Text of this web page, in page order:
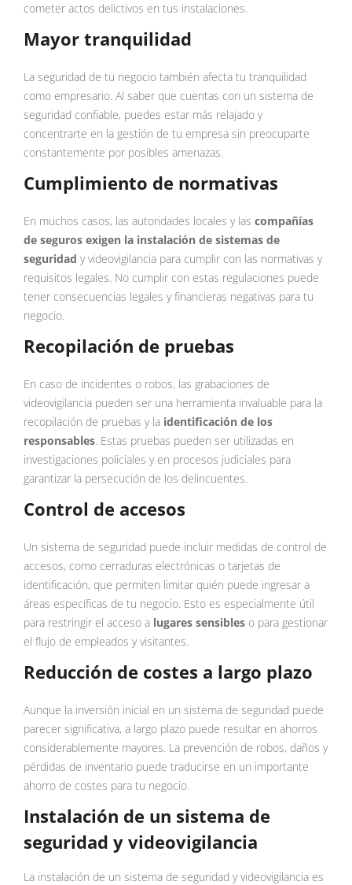
cometer actos delictivos en tus instalaciones.
Mayor tranquilidad
La seguridad de tu negocio también afecta tu tranquilidad
como empresario. Al saber que cuentas con un sistema de
seguridad confiable, puedes estar más relajado y
concentrarte en la gestión de tu empresa sin preocuparte
constantemente por posibles amenazas.
Cumplimiento de normativas
En muchos casos, las autoridades locales y las compañías
de seguros exigen la instalación de sistemas de
seguridad y videovigilancia para cumplir con las normativas y
requisitos legales. No cumplir con estas regulaciones puede
tener consecuencias legales y financieras negativas para tu
negocio.
Recopilación de pruebas
En caso de incidentes o robos, las grabaciones de
videovigilancia pueden ser una herramienta invaluable para la
recopilación de pruebas y la identificación de los
responsables. Estas pruebas pueden ser utilizadas en
investigaciones policiales y en procesos judiciales para
garantizar la persecución de los delincuentes.
Control de accesos
Un sistema de seguridad puede incluir medidas de control de
accesos, como cerraduras electrónicas o tarjetas de
identificación, que permiten limitar quién puede ingresar a
áreas específicas de tu negocio. Esto es especialmente útil
para restringir el acceso a lugares sensibles o para gestionar
el flujo de empleados y visitantes.
Reducción de costes a largo plazo
Aunque la inversión inicial en un sistema de seguridad puede
parecer significativa, a largo plazo puede resultar en ahorros
considerablemente mayores. La prevención de robos, daños y
pérdidas de inventario puede traducirse en un importante
ahorro de costes para tu negocio.
Instalación de un sistema de
seguridad y videovigilancia
La instalación de un sistema de seguridad y videovigilancia es